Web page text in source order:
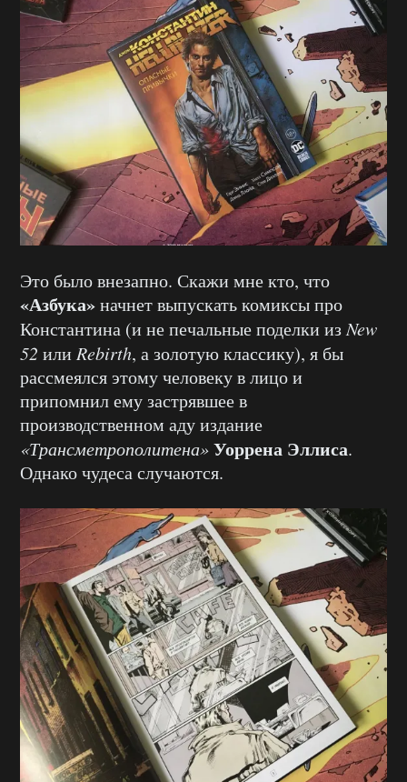
Это было внезапно. Скажи мне кто, что
«Азбука»начнет выпускать комиксы про
Константина (и не печальные поделки изNew
52 или Rebirth, а золотую классику), я бы
рассмеялся этому человеку в лицо и
припомнил ему застрявшее в
производственном аду издание
«Трансметрополитена»Уоррена Эллиса.
Однако чудеса случаются.